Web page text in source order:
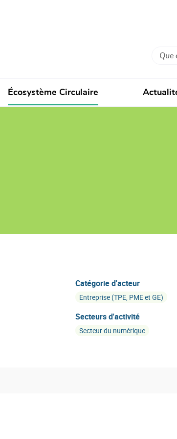
Écosystème Circulaire
Catégorie d'acteur
Entreprise (TPE, PME et GE)
Secteurs d'activité
Secteur du numérique